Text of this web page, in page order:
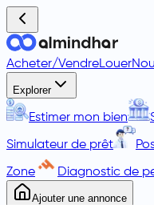
Acheter/VendreLouer
Explorer
Estimer mon bien
Simulateur de prêt
Zone Diagnostic de
Ajouter une annonce